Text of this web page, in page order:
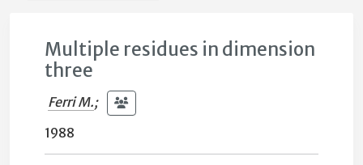
Multiple residues in dimension
three
Ferri M.;
1988